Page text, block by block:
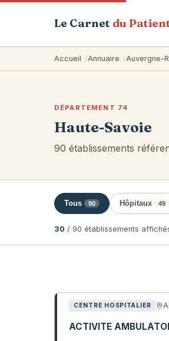
Le Carnet du
Accueil Annuaire Auvergne-
DÉPARTEMENT 74
Haute-Savoie
90 établissements
Tous 90 Hôpitaux 49
30 / 90 établissements
Liste des
CENTRE HOSPITALIER
ACTIVITE